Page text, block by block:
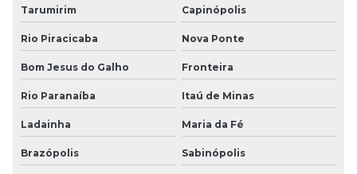
Tarumirim Capinópolis
Rio Piracicaba Nova Ponte
Bom Jesus do Galho Fronteira
Rio Paranaíba Itaú de Minas
Ladainha Maria da Fé
Brazópolis Sabinópolis